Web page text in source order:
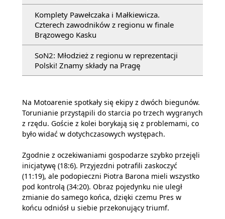
Komplety Pawełczaka i Małkiewicza.
Czterech zawodników z regionu w finale
Brązowego Kasku
SoN2: Młodzież z regionu w reprezentacji
Polski! Znamy składy na Pragę
Na Motoarenie spotkały się ekipy z dwóch biegunów.
Torunianie przystąpili do starcia po trzech wygranych
z rzędu. Goście z kolei borykają się z problemami, co
było widać w dotychczasowych występach.
Zgodnie z oczekiwaniami gospodarze szybko przejęli
inicjatywę (18:6). Przyjezdni potrafili zaskoczyć
(11:19), ale podopieczni Piotra Barona mieli wszystko
pod kontrolą (34:20). Obraz pojedynku nie uległ
zmianie do samego końca, dzięki czemu Pres w
końcu odniósł u siebie przekonujący triumf.